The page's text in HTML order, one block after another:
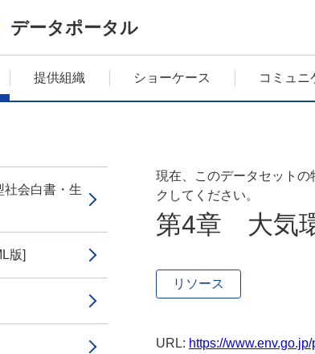
データポータル
提供組織 ショーケース コミュニ
社会白書・生
版]
現在、このデータセットの
クしてください。
第4章 大気
リソース
URL: https://